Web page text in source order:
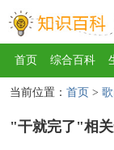
首页 综合百科
互联网 健康 影
运动 游戏 家电
当前位置： 首页 >
"干就完了"相